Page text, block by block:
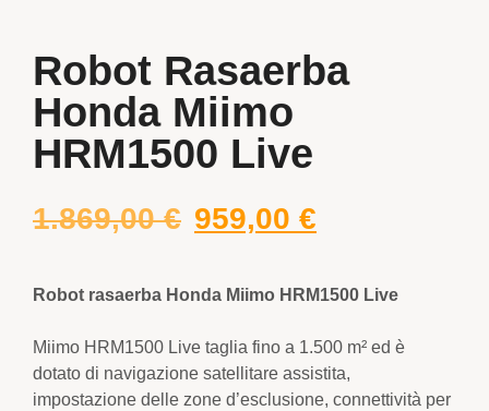
Robot Rasaerba
Honda Miimo
HRM1500 Live
1.869,00€ 959,00 €
Robot rasaerba Honda Miimo HRM1500 Live
Miimo HRM1500 Live taglia fino a 1.500 m² ed è
dotato di navigazione satellitare assistita,
impostazione delle zone d’esclusione, connettività per